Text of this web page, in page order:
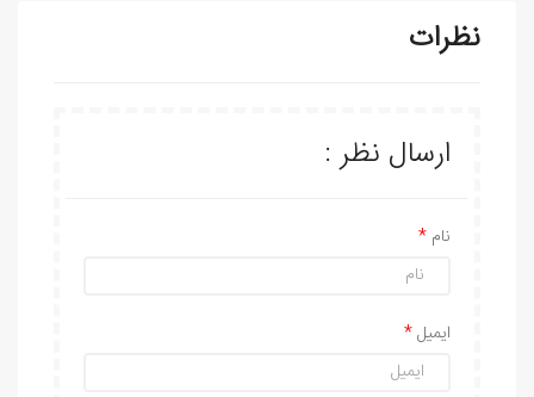
نظرات
ارسال نظر :
نام
ایمیل